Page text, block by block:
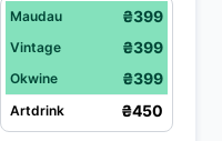
Maudau ₴399
Vintage ₴399
Okwine ₴399
Artdrink ₴450